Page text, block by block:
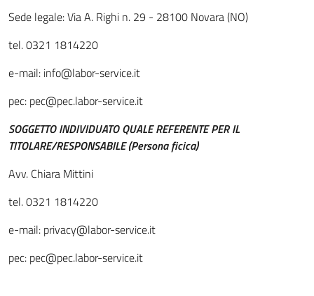
Sede legale: Via A. Righi n. 29 - 28100 Novara (NO)
tel. 0321 1814220
e-mail: info@labor-service.it
pec: pec@pec.labor-service.it
SOGGETTO INDIVIDUATO QUALE REFERENTE PER IL
TITOLARE/RESPONSABILE (Persona ficica)
Avv. Chiara Mittini
tel. 0321 1814220
e-mail: privacy@labor-service.it
pec: pec@pec.labor-service.it